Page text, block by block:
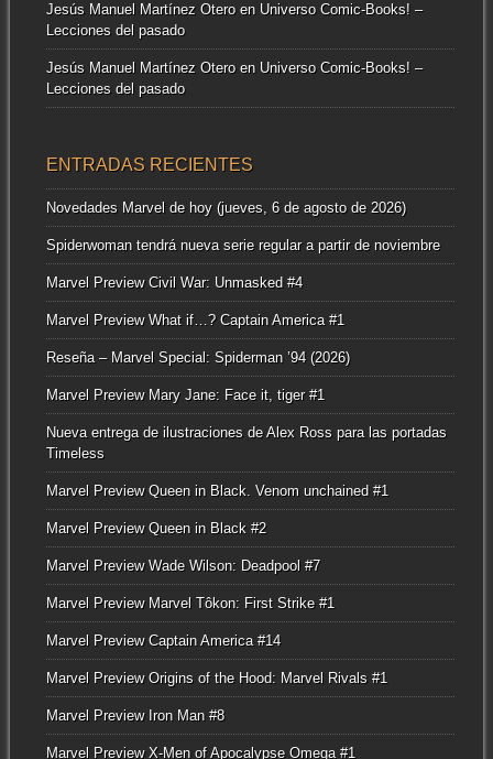
Jesús Manuel Martínez Oteroen Universo Comic-Books! –
Lecciones del pasado
Jesús Manuel Martínez Oteroen Universo Comic-Books! –
Lecciones del pasado
ENTRADAS RECIENTES
Novedades Marvel de hoy (jueves, 6 de agosto de 2026)
Spiderwoman tendrá nueva serie regular a partir de noviembre
Marvel Preview Civil War: Unmasked #4
Marvel Preview What if…? Captain America #1
Reseña – Marvel Special: Spiderman ’94 (2026)
Marvel Preview Mary Jane: Face it, tiger #1
Nueva entrega de ilustraciones de Alex Ross para las portadas
Timeless
Marvel Preview Queen in Black. Venom unchained #1
Marvel Preview Queen in Black #2
Marvel Preview Wade Wilson: Deadpool #7
Marvel Preview Marvel Tôkon: First Strike #1
Marvel Preview Captain America #14
Marvel Preview Origins of the Hood: Marvel Rivals #1
Marvel Preview Iron Man #8
Marvel Preview X-Men of Apocalypse Omega #1